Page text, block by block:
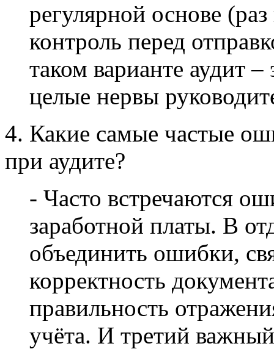
регулярной основе
контроль перед
таком варианте аудит
целые нервы
4. Какие самые частые
при аудите?
- Часто встречаются
заработной платы. В
объединить ошибки,
корректность
правильность
учёта. И третий